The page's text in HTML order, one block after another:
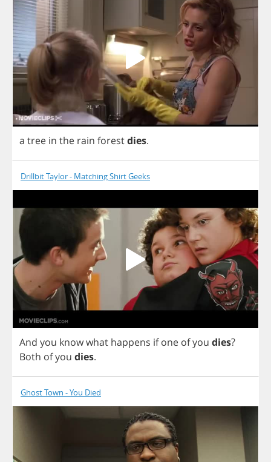
a tree in the rain forestdies.
Drillbit Taylor - Matching Shirt Geeks
And you knowwhat happens if one ofyou dies?
Both ofyou dies.
Ghost Town - You Died